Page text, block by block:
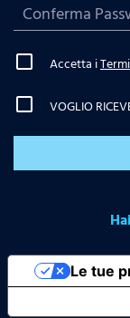
Accetta i
VOGLIO
Le tue